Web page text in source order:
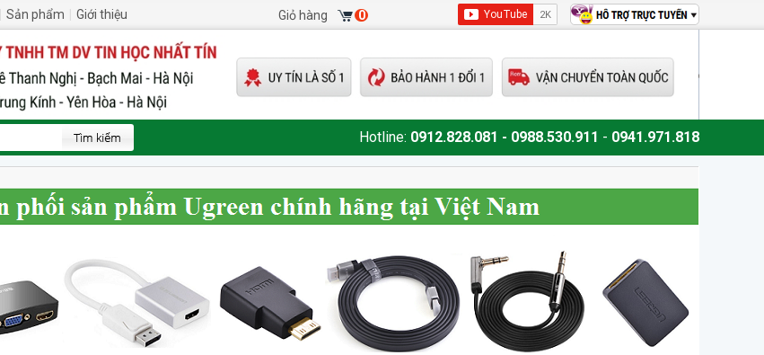
Hotline: 0912.828.081 - 0988.530.911 - 0941.971.818
0
Giỏ hàng
Sản phẩm Giới thiệu